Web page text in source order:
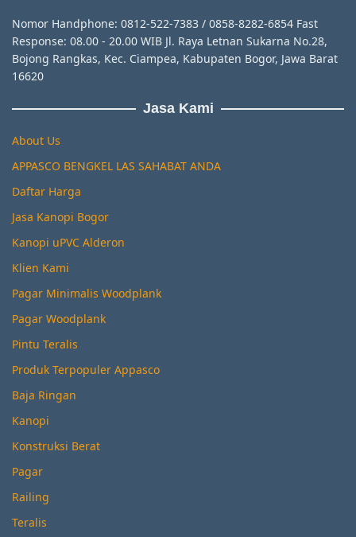
Nomor Handphone: 0812-522-7383 / 0858-8282-6854 Fast
Response: 08.00 - 20.00 WIB Jl. Raya Letnan Sukarna No.28,
Bojong Rangkas, Kec. Ciampea, Kabupaten Bogor, Jawa Barat
16620
Jasa Kami
About Us
APPASCO BENGKEL LAS SAHABAT ANDA
Daftar Harga
Jasa Kanopi Bogor
Kanopi uPVC Alderon
Klien Kami
Pagar Minimalis Woodplank
Pagar Woodplank
Pintu Teralis
Produk Terpopuler Appasco
Baja Ringan
Kanopi
Konstruksi Berat
Pagar
Railing
Teralis